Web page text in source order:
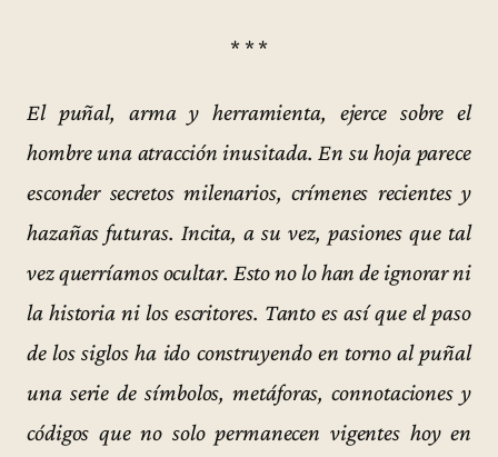
* * *
El puñal, arma y herramienta, ejerce sobre el
hombre una atracción inusitada. En su hoja parece
esconder secretos milenarios, crímenes recientes y
hazañas futuras. Incita, a su vez, pasiones que tal
vez querríamos ocultar. Esto no lo han de ignorar ni
la historia ni los escritores. Tanto es así que el paso
de los siglos ha ido construyendo en torno al puñal
una serie de símbolos, metáforas, connotaciones y
códigos que no solo permanecen vigentes hoy en